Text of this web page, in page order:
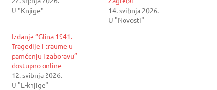
U "Knjige"
14. svibnja 2026.
U "Novosti"
Izdanje “Glina 1941. –
Tragedije i traume u
pamćenju i zaboravu”
dostupno online
12. svibnja 2026.
U "E-knjige"